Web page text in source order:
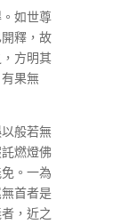
如世尊
釋，故
方明其
果無
般若無
燃燈佛
。一為
首者是
，近之